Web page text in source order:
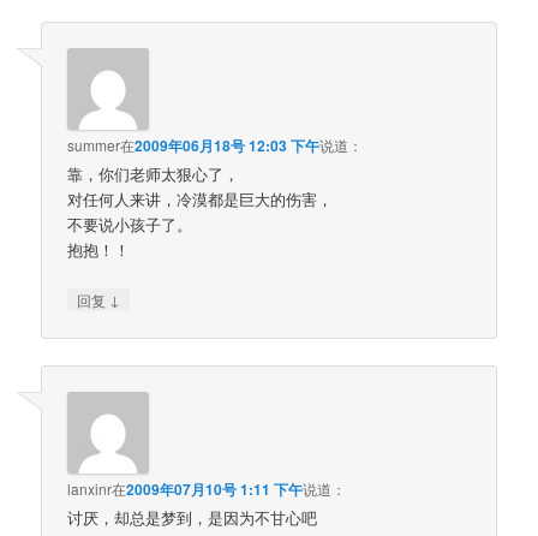
summer在2009年06月18号 12:03 下午说道：
靠，你们老师太狠心了，
对任何人来讲，冷漠都是巨大的伤害，
不要说小孩子了。
抱抱！！
回复 ↓
lanxinr在2009年07月10号 1:11 下午说道：
讨厌，却总是梦到，是因为不甘心吧